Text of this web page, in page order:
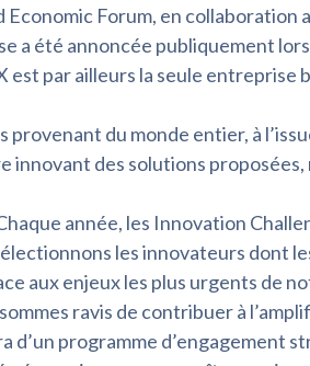
Economic Forum, en
a été annoncée publiquement
est par ailleurs la seule
du monde entier, à
innovant des solutions
année, les Innovation
les innovateurs dont
aux enjeux les plus urgents de
ravis de contribuer à
d’un programme d’engagement